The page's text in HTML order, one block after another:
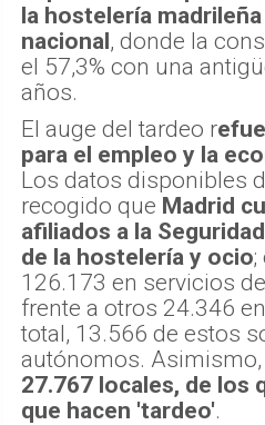
la hostelería
nacional, donde la
el 57,3% con una
años.
El auge del tardeo r
para el empleo y la
Los datos disponibles
recogido que Madrid
afiliados a la
de la hostelería y ocio;
126.173 en servicios
frente a otros 24.346
total, 13.566 de estos
autónomos. Asimismo,
27.767 locales, de los
que hacen 'tardeo'.